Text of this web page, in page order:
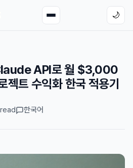
🌙
API로 월 $3,000
젝트 수익화 한국 적용기
한국어